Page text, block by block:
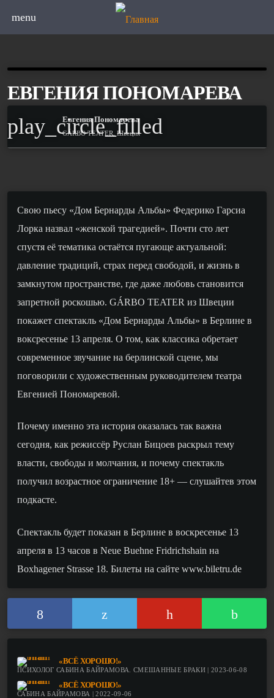
menu
ЕВГЕНИЯ ПОНОМАРЕВА
play_circle_filled
Евгения Пономарева
GÁRBO TEATER, Швеция
Свою пьесу «Дом Бернарды Альбы» Федерико Гарсиа
Лорка назвал «женской трагедией». Почти сто лет
спустя её тематика остаётся пугающе актуальной:
давление традиций, страх перед свободой, и жизнь в
замкнутом пространстве, где даже любовь становится
запретной роскошью. GÁRBO TEATER из Швеции
покажет спектакль «Дом Бернарды Альбы» в Берлине в
воксресенье 13 апреля. О том, как классика обретает
современное звучание на берлинской сцене, мы
поговорили с художественным руководителем театра
Евгенией Пономаревой.
Почему именно эта история оказалась так важна
сегодня, как режиссёр Руслан Бицоев раскрыл тему
власти, свободы и молчания, и почему спектакль
получил возрастное ограничение 18+ — слушайтев этом
подкасте.
Спектакль будет показан в Берлине в воскресенье 13
апреля в 13 часов в Neue Buehne Fridrichshain на
Boxhagener Strasse 18. Билеты на сайте www.biletru.de
«ВСЁ ХОРОШО!»
ПСИХОЛОГ САБИНА БАЙРАМОВА. СМЕШАННЫЕ БРАКИ | 2023-06-08
«ВСЁ ХОРОШО!»
САБИНА БАЙРАМОВА | 2022-09-06